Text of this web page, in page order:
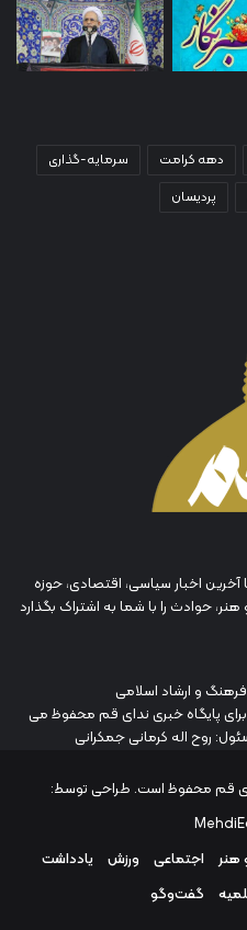
دهه کرامت
سرمایه-گذاری
پردیسان
اخبار سیاسی، اقتصادی، حوزه
حوادث را با شما به اشتراک بگذارد
و ارشاد اسلامی
پایگاه خبری ندای قم محفوظ می
روح اله کرمانی جمکرانی
قم محفوظ است. طراحی توسط:
هنر اجتماعی ورزش
یادداشت
گفت‌وگو